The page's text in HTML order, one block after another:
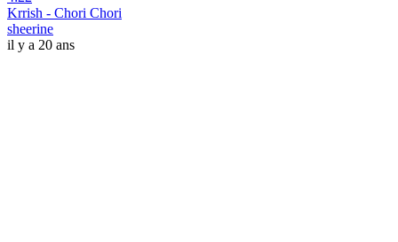
Krrish - Chori Chori
sheerine
il y a 20 ans